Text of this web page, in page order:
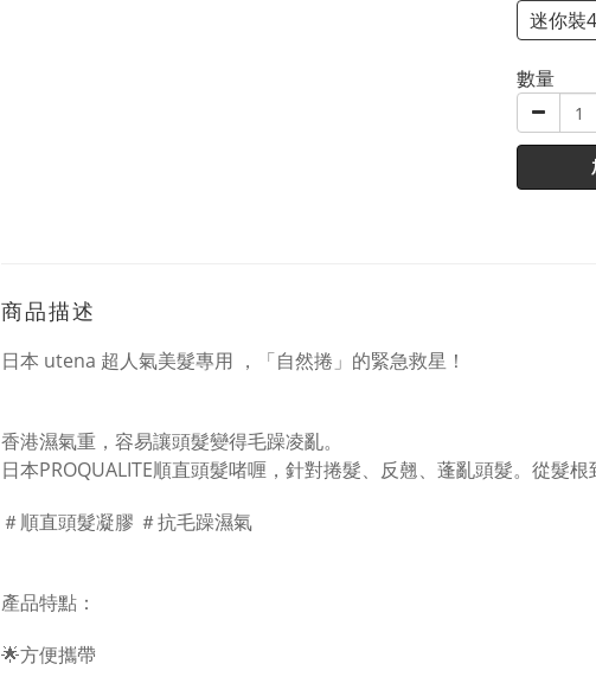
迷你裝
數量
商品描述
日本 utena 超人氣美髮專用 ， 「自然捲」的緊急救星！
香港濕氣重，容易讓頭髮變得毛躁凌亂。
日本PROQUALITE順直頭髮啫喱， 針對捲髮、反翹、蓬亂頭髮。從髮根
＃順直頭髮凝膠 ＃抗毛躁濕氣
產品特點：
🌟方便攜帶